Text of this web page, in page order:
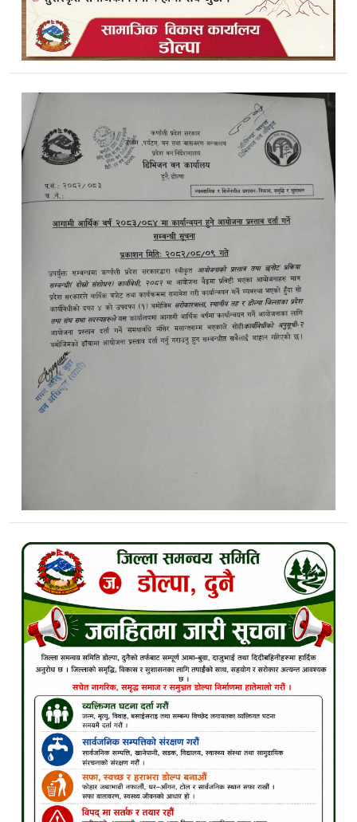
डाेल्पाकाे बालात्रिपुरासुन्दरी मन्दिरमा शान्तिकाे कामनासहित
रामनवमीमा डोल्पाको त्रिपुरासुन्दरीमा विशेष पूजा, नवदुर्गा मूलगाथमा
डाेल्पामा युवाबीच झडप हुदा ८ जना घाइते
एभिन्युज टेलिभिजनद्वारा चुनावी खर्चसम्बन्धी समाचारप्रति खण्डन
कार्की आयाेगकाे प्रतिवेदनमा ओलि, लेखक र खापुङलाई १० वर्ष कैद
डाेल्पाका दुर्गम बस्तीमै न्याय सेवा पुर्‍याउन मेलमिलाप तालिम
त्रिपुराकोटमा देवी भागवत नवाह यज्ञ: छैठौं दिनमा धार्मिक उल्लास
डाेल्पा ठुलिभेरीनगरकाे १६ औँ हिउँदे सभा: ४२ प्रतिशत बजेट खर्च:
डोल्पाकाे त्रिपुरासुन्दरीबाट ३५ क्विन्टल जडीबुटीसहित ४ जना पक्राउ
बहराइन, यूएई र कुवेतले गरे नयाँ मिसाइल र ड्रोन हमलाको ‘अलर्ट’
डाेल्पाकाे लासिक्याप–सिसौल खण्ड निर्माण प्रक्रिया अगाडि
विशेषज्ञ स्वास्थ्य सेवाबाट डोल्पा उपेक्षित, सुगममै
डाेल्पा मुड्केचुला गाउँपालिकामा पालिका स्तरीय वार्षिक परीक्षा सुरु
स्थानीय तह र प्रदेशसभा सदस्यको निर्वाचन एकैपटक:प्रमुख आयुक्त
प्रतिनिधिसभा बैठक सञ्चालन तयारी पुर्व सिहदरवारमा सर्वदलीय बैठक
कांग्रेस सभापति गगन थापाले दिए सभापति पदबाट राजिनामा
देशव्यापी ‘अनुपम’ अभियान डोल्पामा, महिला समान सहभागितामा जोड
डाेल्पाकाे मुड्केचुलामा बाेलेराे दुर्घटना चालकको घटनास्थलमै मृत्यु